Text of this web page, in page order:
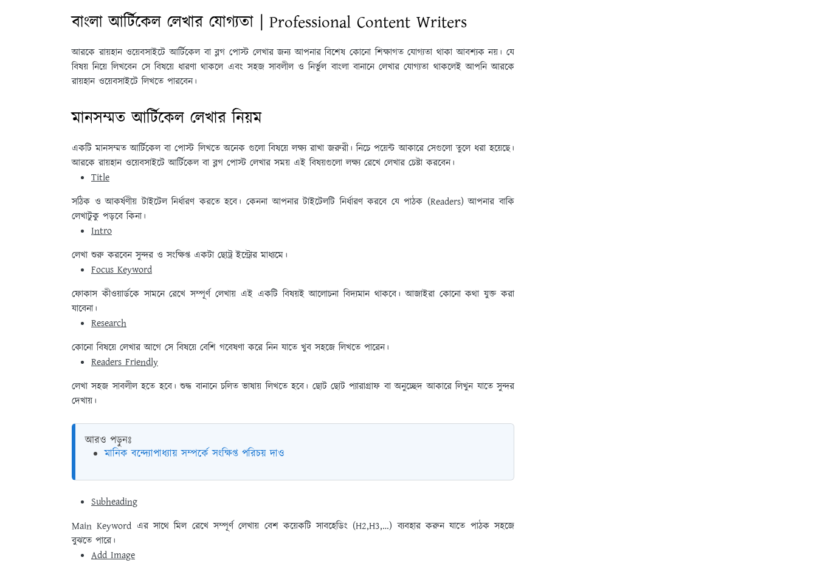
বাংলা আর্টিকেল লেখার যোগ্যতা | Professional Content Writers
আরকে রায়হান ওয়েবসাইটে আর্টিকেল বা ব্লগ পোস্ট লেখার জন্য আপনার বিশেষ কোনো শিক্ষাগত যোগ্যতা থাকা আবশ্যক নয়। যে
বিষয় নিয়ে লিখবেন সে বিষয়ে ধারণা থাকলে এবং সহজ সাবলীল ও নির্ভুল বাংলা বানানে লেখার যোগ্যতা থাকলেই আপনি আরকে
রায়হান ওয়েবসাইটে লিখতে পারবেন।
মানসম্মত আর্টিকেল লেখার নিয়ম
একটি মানসম্মত আর্টিকেল বা পোস্ট লিখতে অনেক গুলো বিষয়ে লক্ষ্য রাখা জরুরী। নিচে পয়েন্ট আকারে সেগুলো তুলে ধরা হয়েছে।
আরকে রায়হান ওয়েবসাইটে আর্টিকেল বা ব্লগ পোস্ট লেখার সময় এই বিষয়গুলো লক্ষ্য রেখে লেখার চেষ্টা করবেন।
Title
সঠিক ও আকর্ষণীয় টাইটেল নির্ধারণ করতে হবে। কেননা আপনার টাইটেলটি নির্ধারণ করবে যে পাঠক (Readers) আপনার বাকি
লেখাটুকু পড়বে কিনা।
Intro
লেখা শুরু করবেন সুন্দর ও সংক্ষিপ্ত একটা ছোট্র ইন্ট্রোর মাধ্যমে।
Focus Keyword
ফোকাস কীওয়ার্ডকে সামনে রেখে সম্পূর্ণ লেখায় এই একটি বিষয়ই আলোচনা বিদ্যমান থাকবে। আজাইরা কোনো কথা যুক্ত করা
যাবেনা।
Research
কোনো বিষয়ে লেখার আগে সে বিষয়ে বেশি গবেষণা করে নিন যাতে খুব সহজে লিখতে পারেন।
Readers Friendly
লেখা সহজ সাবলীল হতে হবে। শুদ্ধ বানানে চলিত ভাষায় লিখতে হবে। ছোট ছোট প্যারাগ্রাফ বা অনুচ্ছেদ আকারে লিখুন যাতে সুন্দর
দেখায়।
আরও পড়ুনঃ
মানিক বন্দ্যোপাধ্যায় সম্পর্কে সংক্ষিপ্ত পরিচয় দাও
Subheading
Main Keyword এর সাথে মিল রেখে সম্পূর্ণ লেখায় বেশ কয়েকটি সাবহেডিং (H2,H3,…) ব্যবহার করুন যাতে পাঠক সহজে
বুঝতে পারে।
Add Image